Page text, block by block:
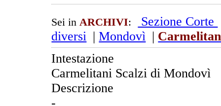
Sei inARCHIVI: Sezione Corte
diversi |Mondovì |
Intestazione
Carmelitani Scalzi di Mondovì
Descrizione
-